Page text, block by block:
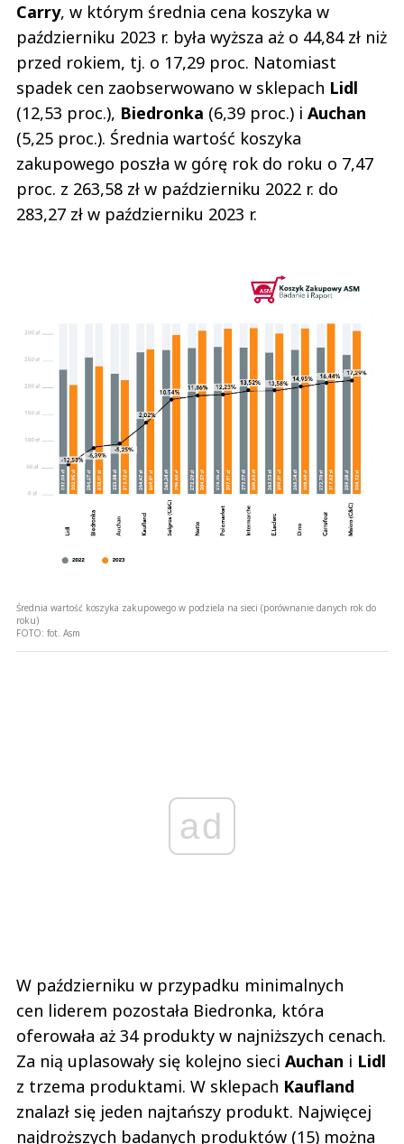
Carry, w którym średnia cena koszyka w
październiku 2023 r. była wyższa aż o 44,84 zł niż
przed rokiem, tj. o 17,29 proc. Natomiast
spadek cen zaobserwowano w sklepach Lidl
(12,53 proc.), Biedronka (6,39 proc.) i Auchan
(5,25 proc.). Średnia wartość koszyka
zakupowego poszła w górę rok do roku o 7,47
proc. z 263,58 zł w październiku 2022 r. do
283,27 zł w październiku 2023 r.
Średnia wartość koszyka zakupowego w podziela na sieci (porównanie danych rok do
roku)
FOTO: fot. Asm
ad
W październiku w przypadku minimalnych
cen liderem pozostała Biedronka, która
oferowała aż 34 produkty w najniższych cenach.
Za nią uplasowały się kolejno sieci Auchan i Lidl
z trzema produktami. W sklepach Kaufland
znalazł się jeden najtańszy produkt. Najwięcej
najdroższych badanych produktów (15) można